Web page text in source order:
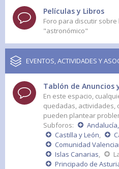
Películas y Libros
Foro para discutir
"astronómico"
EVENTOS, ACTIVIDADES Y
Tablón de Anuncios
En este espacio,
quedadas, actividades,
pueden plantear
Subforos:
Castilla y León,
Comunidad
Islas Canarias,
Principado de